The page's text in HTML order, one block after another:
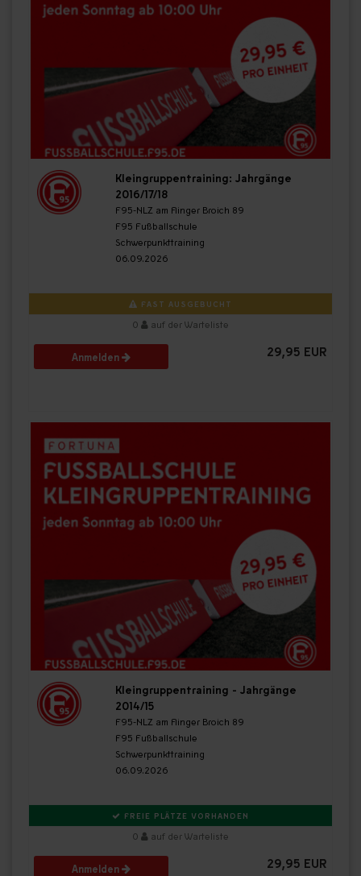
Kleingruppentraining: Jahrgänge
2016/17/18
F95-NLZ am Flinger Broich 89
F95 Fußballschule
Schwerpunkttraining
06.09.2026
FAST AUSGEBUCHT
0 auf der Warteliste
Anmelden 29,95 EUR
Kleingruppentraining - Jahrgänge
2014/15
F95-NLZ am Flinger Broich 89
F95 Fußballschule
Schwerpunkttraining
06.09.2026
FREIE PLÄTZE VORHANDEN
0 auf der Warteliste
Anmelden 29,95 EUR